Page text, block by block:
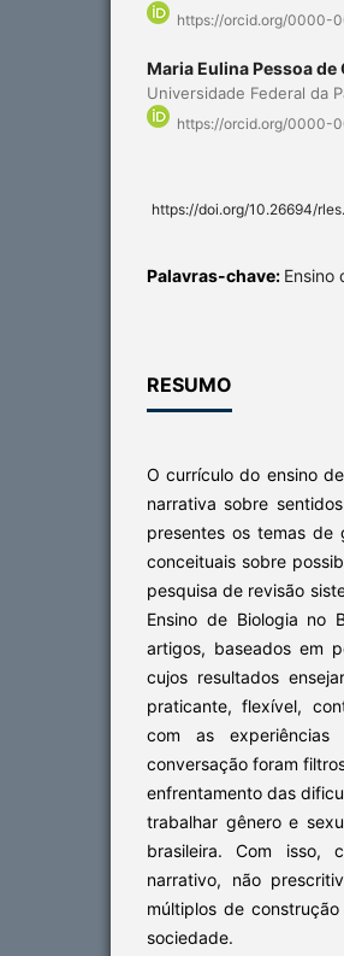
https://orcid.org/0000-
Maria Eulina Pessoa de
Universidade Federal da
https://orcid.org/0000-
https://doi.org/10.26694/
Palavras-chave: Ensino
RESUMO
O currículo do ensino
narrativa sobre
presentes os temas de
conceituais sobre
pesquisa de revisão
Ensino de Biologia no
artigos, baseados em
cujos resultados
praticante, flexível,
com as experiências
conversação foram
enfrentamento das
trabalhar gênero e
brasileira. Com isso,
narrativo, não
múltiplos de
sociedade.